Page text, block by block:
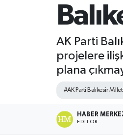
AK Parti
projelere
plana
#AK Parti Balıkesir
HABER
EDITÖR